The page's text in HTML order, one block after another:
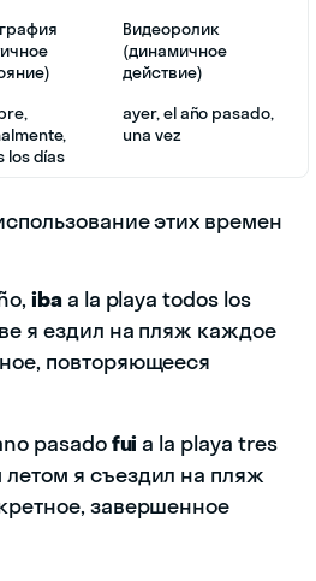
Видеоролик
(динамичное
действие)
los días
ayer, el año pasado,
una vez
этих времен
ibaa la playa todos los
я ездил на пляж каждое
повторяющееся
pasadofuia la playa tres
я съездил на пляж
завершенное